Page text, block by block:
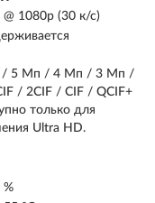
1080p (30 к/с)
5 Мп / 4 Мп / 3 Мп /
/ 2CIF / CIF / QCIF+
только для
Ultra HD.
%